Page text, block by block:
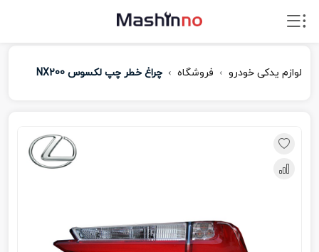
لوازم یدکی خودرو فروشگاه چراغ خطر چپ لکسوس NX200